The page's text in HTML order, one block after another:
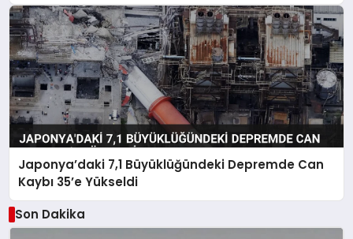
Japonya’daki 7,1 Büyüklüğündeki Depremde Can
Kaybı 35’e Yükseldi
Son Dakika